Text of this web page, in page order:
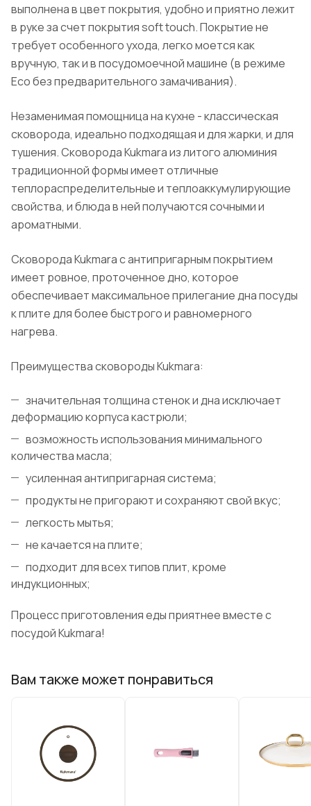
выполнена в цвет покрытия, удобно и приятно лежит
в руке за счет покрытия soft touch. Покрытие не
требует особенного ухода, легко моется как
вручную, так и в посудомоечной машине (в режиме
Eco без предварительного замачивания).
Незаменимая помощница на кухне - классическая
сковорода, идеально подходящая и для жарки, и для
тушения. Сковорода Kukmara из литого алюминия
традиционной формы имеет отличные
теплораспределительные и теплоаккумулирующие
свойства, и блюда в ней получаются сочными и
ароматными.
Сковорода Kukmara с антипригарным покрытием
имеет ровное, проточенное дно, которое
обеспечивает максимальное прилегание дна посуды
к плите для более быстрого и равномерного
нагрева.
Преимущества сковороды Kukmara:
значительная толщина стенок и дна исключает
деформацию корпуса кастрюли;
возможность использования минимального
количества масла;
усиленная антипригарная система;
продукты не пригорают и сохраняют свой вкус;
легкость мытья;
не качается на плите;
подходит для всех типов плит, кроме
индукционных;
Процесс приготовления еды приятнее вместе с
посудой Kukmara!
Вам также может понравиться